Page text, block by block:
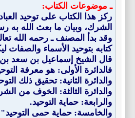
ـ موضوعات الكتاب:
ركز هذا الكتاب على توحيد
الشرك، وبيان ما بعث الله به
وقد بدأ المصنف ـ رحمه الله
كتابه بتوحيد الأسماء والصفات
قال الشيخ إسماعيل بن سعد بن
فالدائرة الأولى: هو معرفة
والدائرة الثانية: تحقيق ذلك
والدائرة الثالثة: الخوف من
والرابعة: حماية التوحيد.
والخامسة: حماية حمى